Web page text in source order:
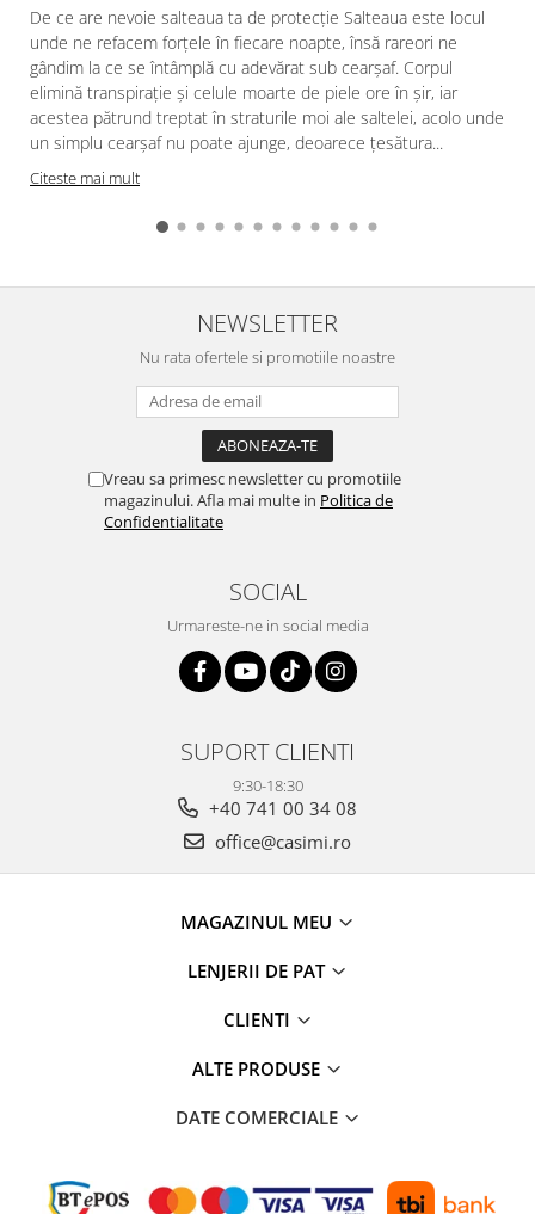
De ce are nevoie salteaua ta de protecție Salteaua este locul
unde ne refacem forțele în fiecare noapte, însă rareori ne
gândim la ce se întâmplă cu adevărat sub cearșaf. Corpul
elimină transpirație și celule moarte de piele ore în șir, iar
acestea pătrund treptat în straturile moi ale saltelei, acolo unde
un simplu cearșaf nu poate ajunge, deoarece țesătura...
Citeste mai mult
NEWSLETTER
Nu rata ofertele si promotiile noastre
Vreau sa primesc newsletter cu promotiile
magazinului. Afla mai multe in Politica de
Confidentialitate
SOCIAL
Urmareste-ne in social media
SUPORT CLIENTI
9:30-18:30
+40 741 00 34 08
office@casimi.ro
MAGAZINUL MEU
LENJERII DE PAT
CLIENTI
ALTE PRODUSE
DATE COMERCIALE